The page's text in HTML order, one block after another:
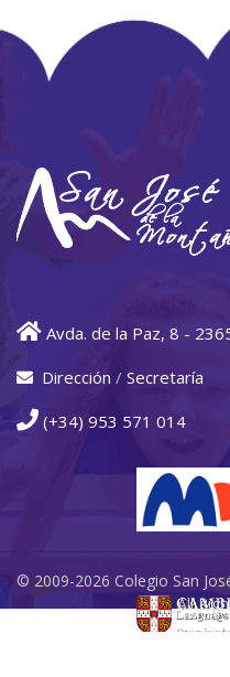
Avda. de la Paz, 8 -
Dirección / Secretaría
(+34) 953 571 014
© 2009-2026 Colegio San
All